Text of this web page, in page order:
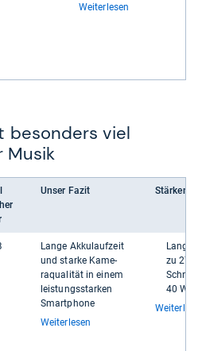
Weiterlesen
besonders viel
Musik
Unser Fazit Stärken
Lange Akku­lauf­zeit
und starke Kame­
raqua­li­tät in einem
leis­tungs­star­ken
Smart­phone
Weiterlesen
Lange
zu 27
40 Watt